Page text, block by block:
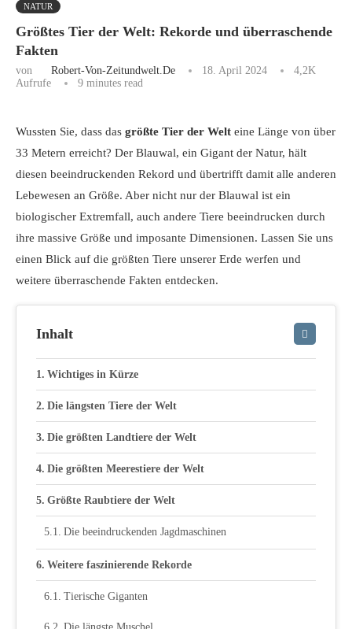
NATUR
Größtes Tier der Welt: Rekorde und überraschende
Fakten
von Robert-Von-Zeitundwelt.de 18. April 2024
4,2K
Aufrufe
9 minutes read
Wussten Sie, dass das größte Tier der Welt eine Länge von über
33 Metern erreicht? Der Blauwal, ein Gigant der Natur, hält
diesen beeindruckenden Rekord und übertrifft damit alle anderen
Lebewesen an Größe. Aber nicht nur der Blauwal ist ein
biologischer Extremfall, auch andere Tiere beeindrucken durch
ihre massive Größe und imposante Dimensionen. Lassen Sie uns
einen Blick auf die größten Tiere unserer Erde werfen und
weitere überraschende Fakten entdecken.
Inhalt
Wichtiges in Kürze
Die längsten Tiere der Welt
Die größten Landtiere der Welt
Die größten Meerestiere der Welt
Größte Raubtiere der Welt
Die beeindruckenden Jagdmaschinen
Weitere faszinierende Rekorde
Tierische Giganten